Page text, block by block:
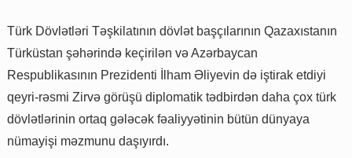
Türk Dövlətləri Təşkilatının dövlət başçılarının Qazaxıstanın
Türküstan şəhərində keçirilən və Azərbaycan
Respublikasının Prezidenti İlham Əliyevin də iştirak etdiyi
qeyri-rəsmi Zirvə görüşü diplomatik tədbirdən daha çox türk
dövlətlərinin ortaq gələcək fəaliyyətinin bütün dünyaya
nümayişi məzmunu daşıyırdı.